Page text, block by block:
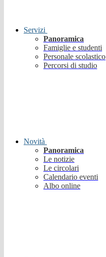
Servizi
Panoramica
Famiglie e studenti
Personale scolastico
Percorsi di studio
Novità
Panoramica
Le notizie
Le circolari
Calendario eventi
Albo online